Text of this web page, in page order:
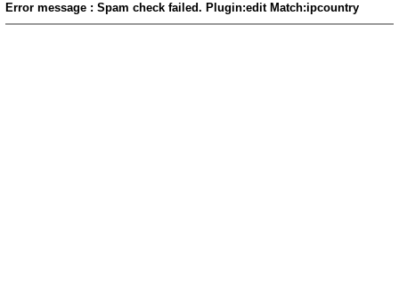
Error message : Spam check failed. Plugin:edit Match:ipcountry